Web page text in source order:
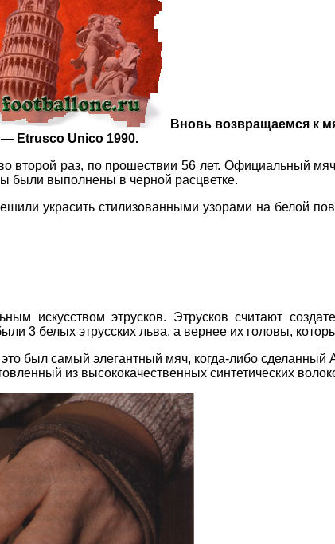
Вновь возвращаемся к
Etrusco Unico 1990.
раз, по прошествии 56 лет. Официальный
были выполнены в черной расцветке.
украсить стилизованными узорами на белой
искусством этрусков. Этрусков считают
3 белых этрусских льва, а вернее их головы,
был самый элегантный мяч, когда-либо сделанный
из высококачественных синтетических